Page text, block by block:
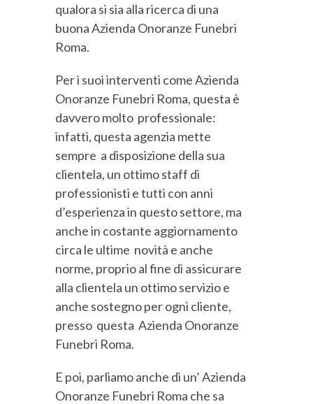
qualora si sia alla ricerca di una
buona Azienda Onoranze Funebri
Roma.
Per i suoi interventi come Azienda
Onoranze Funebri Roma, questa è
davvero molto professionale:
infatti, questa agenzia mette
sempre a disposizione della sua
clientela, un ottimo staff di
professionisti e tutti con anni
d’esperienza in questo settore, ma
anche in costante aggiornamento
circa le ultime novità e anche
norme, proprio al fine di assicurare
alla clientela un ottimo servizio e
anche sostegno per ogni cliente,
presso questa Azienda Onoranze
Funebri Roma.
E poi, parliamo anche di un’ Azienda
Onoranze Funebri Roma che sa